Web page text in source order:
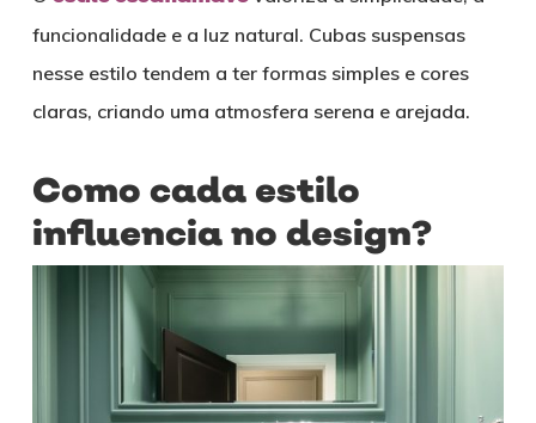
funcionalidade e a luz natural. Cubas suspensas
nesse estilo tendem a ter formas simples e cores
claras, criando uma atmosfera serena e arejada.
Como cada estilo
influencia no design?